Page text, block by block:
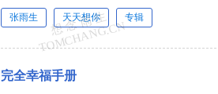
张雨生 天天想你 专辑
完全幸福手册